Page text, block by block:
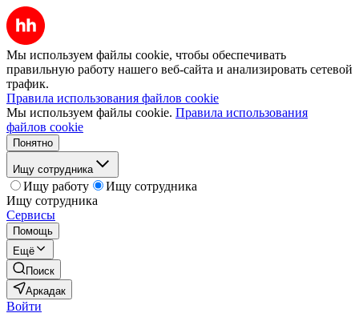
Мы используем файлы cookie, чтобы обеспечивать
правильную работу нашего веб-сайта и анализировать сетевой
трафик.
Правила использования файлов cookie
Мы используем файлы cookie. Правила использования
файлов cookie
Понятно
Ищу сотрудника
Ищу работу
Ищу сотрудника
Ищу сотрудника
Сервисы
Помощь
Ещё
Поиск
Аркадак
Войти